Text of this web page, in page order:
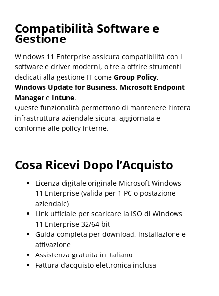
Compatibilità Software e
Gestione
Windows 11 Enterprise assicura compatibilità con i
software e driver moderni, oltre a offrire strumenti
dedicati alla gestione IT come Group Policy,
Windows Update for Business, Microsoft Endpoint
Manager e Intune.
Queste funzionalità permettono di mantenere l’intera
infrastruttura aziendale sicura, aggiornata e
conforme alle policy interne.
Cosa Ricevi Dopo l’Acquisto
Licenza digitale originale Microsoft Windows
11 Enterprise (valida per 1 PC o postazione
aziendale)
Link ufficiale per scaricare la ISO di Windows
11 Enterprise 32/64 bit
Guida completa per download, installazione e
attivazione
Assistenza gratuita in italiano
Fattura d’acquisto elettronica inclusa